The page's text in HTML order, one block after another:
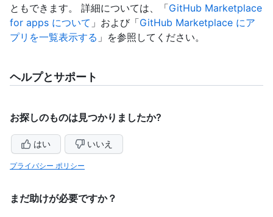
ともできます。 詳細については、「GitHub Marketplace
for apps について 」および「GitHub Marketplace にア
プリを一覧表示する 」を参照してください。
ヘルプとサポート
お探しのものは見つかりましたか?
はい いいえ
プライバシー ポリシー
まだ助けが必要ですか？